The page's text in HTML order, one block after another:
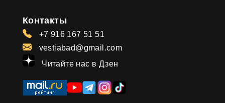
Контакты
+7 916 167 51 51
vestiabad@gmail.com
Читайте нас в Дзен